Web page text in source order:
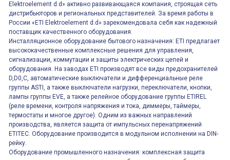
Elektroelement d.d» активно развивающаяся компания, строящая сеть
дистрибьюторов и региональных представителей. За время работы в
России «ETI Elektroelement d.d» зарекомендовала себя как надежный
поставщик качественного оборудования.
Инсталляционное оборудование бытового назначения: ETI предлагает
высококачественные комплексные решения для управления,
сигнализации, коммутации и защиты электрических цепей и
оборудования. На заводах ETI производят все виды предохранителей
D,D0,C, автоматические выключатели и дифференциальные реле
группы ASTI, а также выключатели нагрузки, переключатели, кнопки,
лампы группы EVE, а также релейное оборудование группы ETIREL
(реле времени, контроля напряжения и тока, диммеры, таймеры,
термостаты и многое другое). Одним из важных направлений
производства, является защита от импульсных перенапряжений
ETITEC. Оборудование производится в модульном исполнении на DIN-
рейку.
Оборудование промышленного назначения: комплексная защита